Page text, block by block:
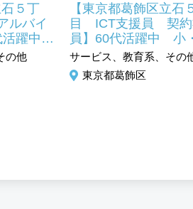
石５丁
バイ
活躍中
使った
験歓迎
の他
【東京都葛飾区立石
目 ICT支援員 契約
員】60代活躍中 小
校のＰＣを使った授
ート 未経験歓迎
サービス、教育系、その
東京都葛飾区